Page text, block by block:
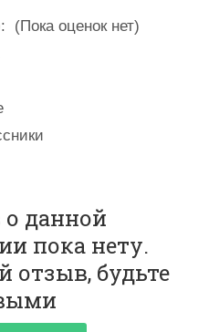
(Пока оценок нет)
данной
пока нету.
отзыв, будьте